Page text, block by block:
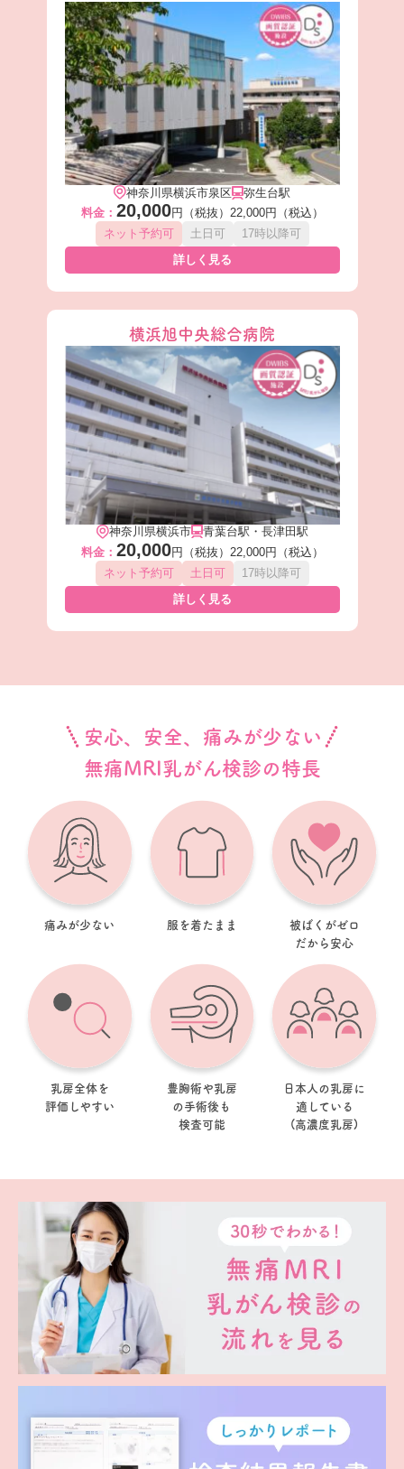
神奈川県横浜市泉区
弥生台駅
料金： 20,000円（税抜） 22,000円（税込）
ネット予約可
土日可
17時以降可
詳しく見る
横浜旭中央総合病院
神奈川県横浜市
青葉台駅・長津田駅
料金： 20,000円（税抜） 22,000円（税込）
ネット予約可
土日可
17時以降可
詳しく見る
安心、安全、痛みが少ない
無痛MRI乳がん検診の特長
痛みが少ない 服を着たまま
被ばくがゼロ
だから安心
乳房全体を
評価しやすい
豊胸術や乳房
の手術後も
検査可能
日本人の乳房に
適している
(高濃度乳房)